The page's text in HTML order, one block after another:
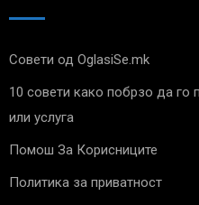
Совети од OglasiSe.mk
10 совети како побрзо да го
или услуга
Помош За Корисниците
Политика за приватност